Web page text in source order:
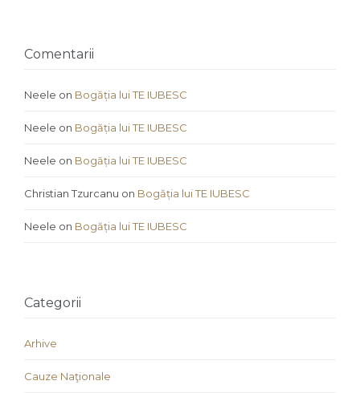
Comentarii
Neele on Bogăția lui TE IUBESC
Neele on Bogăția lui TE IUBESC
Neele on Bogăția lui TE IUBESC
Christian Tzurcanu on Bogăția lui TE IUBESC
Neele on Bogăția lui TE IUBESC
Categorii
Arhive
Cauze Naţionale